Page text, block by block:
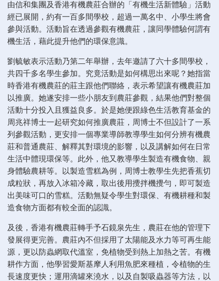
由信和集團及香港有機農莊合辦的「有機生活新體驗」活動
經已展開，約有一百多間學校，超過一萬名中、小學生將會
參與活動。活動旨在透過參觀有機農莊，讓同學體驗何謂有
機生活，藉此提升他們的環保意識。
劉毓敏表示活動乃第二年舉辦，去年邀請了六十多間學校，
共四千多名學生參加。究竟活動是如何構思出來呢？她指當
時香港有機農莊的莊主跟他們聯絡，表示希望讓有機農莊加
以推廣。她遂安排一些小朋友到農莊參觀，結果他們對整個
活動十分投入且獲益良多。於是她便跟綠色生活教育基金的
周兆祥博士一起研究如何推廣農莊，周博士不但設計了一系
列參觀活動，更安排一個專業導師教導學生如何分辨有機農
莊和普通農莊、解釋其對環境的影響，以及講解如何在日常
生活中體現環保等。此外，他又教導學生製造有機食物、親
身體驗農耕等。以製造雪糕為例，周博士教學生先把香蕉切
成粒狀，再放入冰箱冷藏，取出後用攪拌機攪勻，即可製造
出美味可口的雪糕。活動無疑令學生對環保、有機耕種和製
造食物方面都有較全面的認識。
及後，香港有機農莊轉手予石鏡泉先生，農莊在他的管理下
發展得更完善。農莊內不但採用了太陽能及水力等可再生能
源，更以防蟲網取代溫室，免植物受到熱上加熱之苦。有機
耕作方面，他學習愛斯基摩人利用魚肥來種植，令植物的生
長速度更快；運用滴罐來澆水，以及自製吸蟲器等方法，以